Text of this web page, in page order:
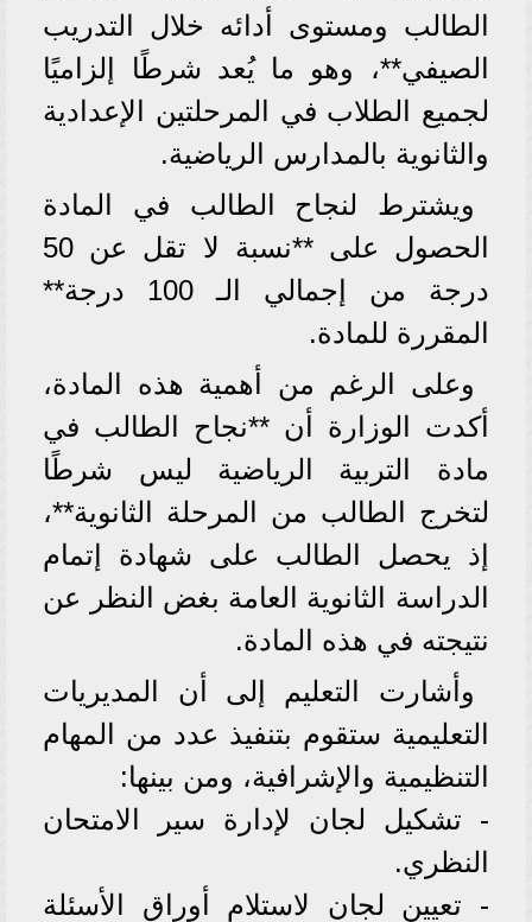
الطالب ومستوى أدائه خلال التدريب
الصيفي**، وهو ما يُعد شرطًا إلزاميًا
لجميع الطلاب في المرحلتين الإعدادية
والثانوية بالمدارس الرياضية.
ويشترط لنجاح الطالب في المادة
الحصول على **نسبة لا تقل عن 50
درجة من إجمالي الـ 100 درجة**
المقررة للمادة.
وعلى الرغم من أهمية هذه المادة،
أكدت الوزارة أن **نجاح الطالب في
مادة التربية الرياضية ليس شرطًا
لتخرج الطالب من المرحلة الثانوية**،
إذ يحصل الطالب على شهادة إتمام
الدراسة الثانوية العامة بغض النظر عن
نتيجته في هذه المادة.
وأشارت التعليم إلى أن المديريات
التعليمية ستقوم بتنفيذ عدد من المهام
التنظيمية والإشرافية، ومن بينها:
- تشكيل لجان لإدارة سير الامتحان
النظري.
- تعيين لجان لاستلام أوراق الأسئلة